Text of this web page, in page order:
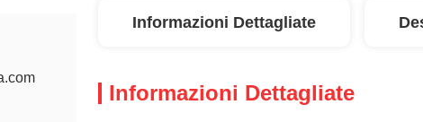
Informazioni Dettagliate
Informazioni Dettagliate